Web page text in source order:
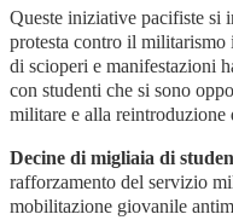
Queste iniziative pacifiste si
protesta contro il militarismo
di scioperi e manifestazioni
con studenti che si sono
militare e alla reintroduzione
Decine di migliaia di
rafforzamento del servizio
mobilitazione giovanile